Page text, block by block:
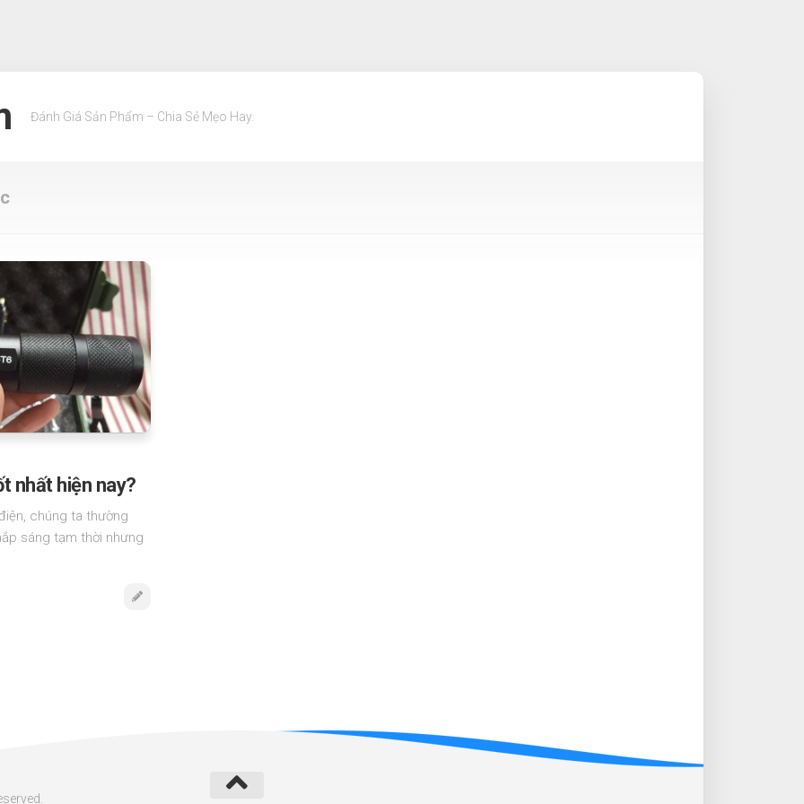
Đánh Giá Sản Phẩm – Chia Sẻ Mẹo Hay.
nhất hiện nay?
chúng ta thường
sáng tạm thời nhưng